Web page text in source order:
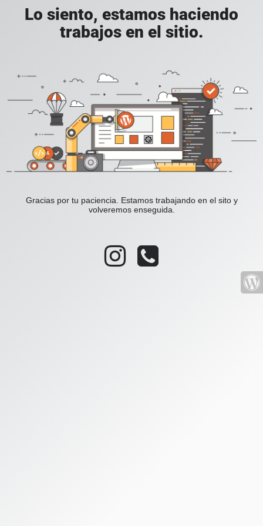
Lo siento, estamos haciendo
trabajos en el sitio.
Gracias por tu paciencia. Estamos trabajando en el sito y
volveremos enseguida.